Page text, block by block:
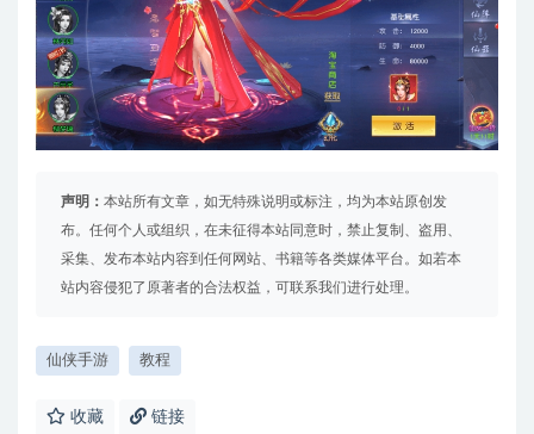
声明： 本站所有文章，如无特殊说明或标注，均为本站原创发
布。任何个人或组织，在未征得本站同意时，禁止复制、盗用、
采集、发布本站内容到任何网站、书籍等各类媒体平台。如若本
站内容侵犯了原著者的合法权益，可联系我们进行处理。
仙侠手游 教程
收藏 链接